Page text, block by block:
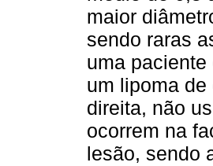
maior
sendo raras
uma
um lipoma
direita, não
ocorrem na
lesão, sendo